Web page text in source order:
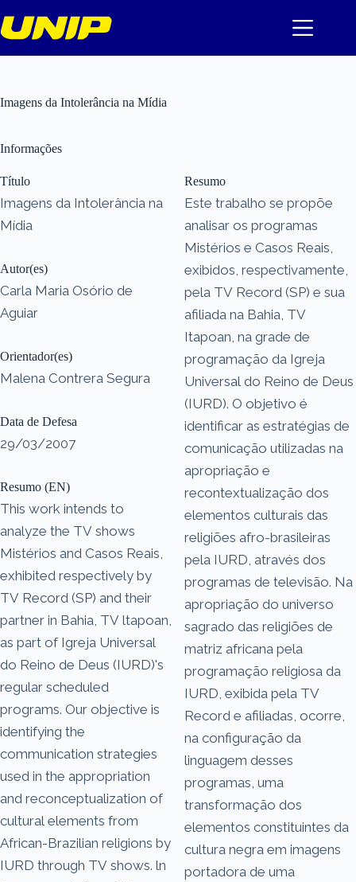
para
o
Imagens da Intolerância na Mídia
Informações
Título
Imagens da Intolerância na
Mídia
Autor(es)
Carla Maria Osório de
Aguiar
Orientador(es)
Malena Contrera Segura
Data de Defesa
29/03/2007
Resumo (EN)
This work intends to
analyze the TV shows
Mistérios and Casos Reais,
exhibited respectively by
TV Record (SP) and their
partner in Bahia, TV ltapoan,
as part of Igreja Universal
do Reino de Deus (IURD)'s
regular scheduled
programs. Our objective is
identifying the
communication strategies
used in the appropriation
and re­conceptualization of
cultural elements from
African-Brazilian religions by
IURD through TV shows. ln
Resumo
Este trabalho se propõe
analisar os programas
Mistérios e Casos Reais,
exibidos, respectivamente,
pela TV Record (SP) e sua
afiliada na Bahia, TV
Itapoan, na grade de
programação da Igreja
Universal do Reino de Deus
(IURD). O objetivo é
identificar as estratégias de
comunicação utilizadas na
apropriação e
recontextualização dos
elementos culturais das
religiões afro-brasileiras
pela IURD, através dos
programas de televisão. Na
apropriação do universo
sagrado das religiões de
matriz africana pela
programação religiosa da
IURD, exibida pela TV
Record e afiliadas, ocorre,
na configuração da
linguagem desses
programas, uma
transformação dos
elementos constituintes da
cultura negra em imagens
portadora de uma